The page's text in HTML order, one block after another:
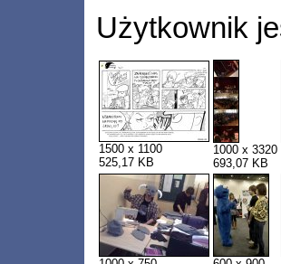
Użytkownik
1500 x 1100
525,17 KB
1000 x 3320
693,07 KB